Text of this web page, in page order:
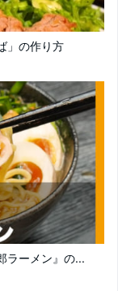
」の作り方
ラーメン』の...